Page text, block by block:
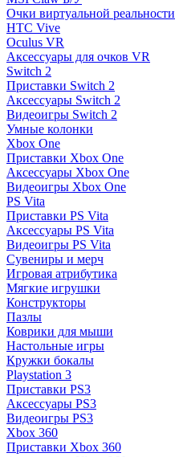
Очки виртуальной реальности
HTC Vive
Oculus VR
Аксессуары для очков VR
Switch 2
Приставки Switch 2
Аксессуары Switch 2
Видеоигры Switch 2
Умные колонки
Xbox One
Приставки Xbox One
Аксессуары Xbox One
Видеоигры Xbox One
PS Vita
Приставки PS Vita
Аксессуары PS Vita
Видеоигры PS Vita
Сувениры и мерч
Игровая атрибутика
Мягкие игрушки
Конструкторы
Пазлы
Коврики для мыши
Настольные игры
Кружки бокалы
Playstation 3
Приставки PS3
Аксессуары PS3
Видеоигры PS3
Xbox 360
Приставки Xbox 360